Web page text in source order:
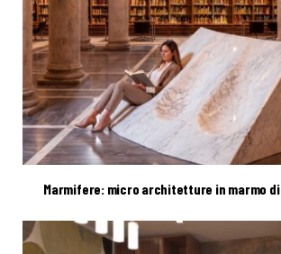
Marmifere: micro architetture in marmo